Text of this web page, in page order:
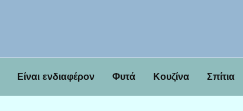
Είναι ενδιαφέρον Φυτά Κουζίνα Σπίτια